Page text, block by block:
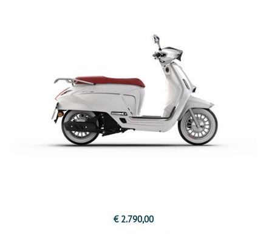
€ 2.790,00